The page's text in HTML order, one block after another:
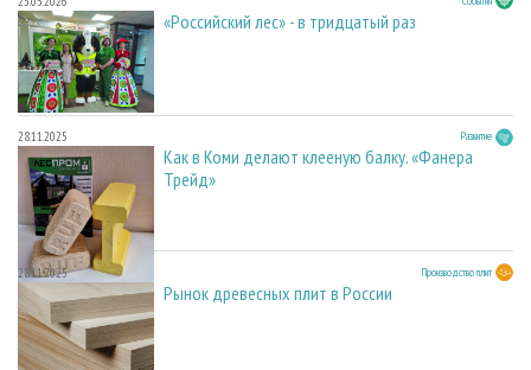
«Российский лес» - в тридцатый раз
28.11.2025 Развитие
Как в Коми делают клееную балку. «Фанера
Трейд»
28.11.2025 Производство плит
Рынок древесных плит в России